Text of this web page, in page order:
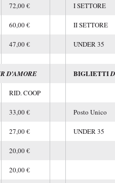
72,00 € I SETTORE
60,00 € II SETTORE
47,00 € UNDER 35
D’AMORE BIGLIETTI
RID. COOP
33,00 € Posto Unico
27,00 € UNDER 35
20,00 €
20,00 €